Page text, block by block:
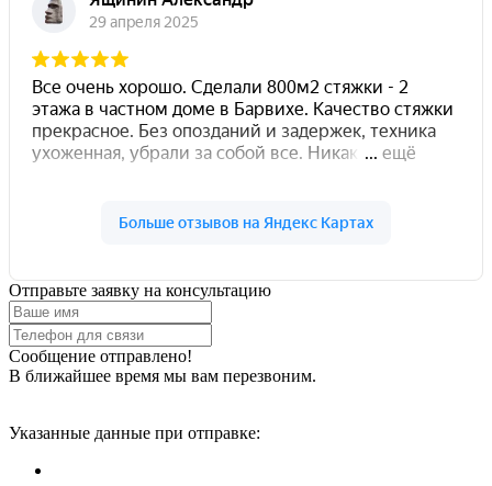
Отправьте заявку на консультацию
Сообщение отправлено!
В ближайшее время мы вам перезвоним.
Указанные данные при отправке: